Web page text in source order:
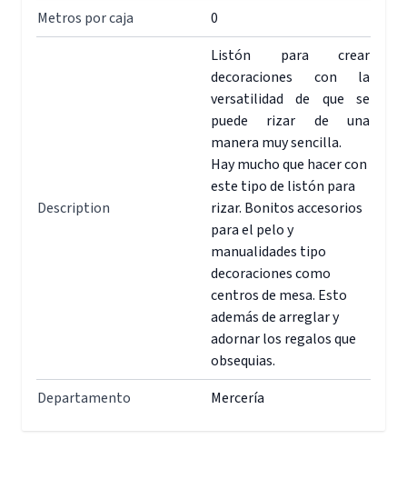
Metros por caja 0
Description
Listón para crear
decoraciones con la
versatilidad de que se
puede rizar de una
manera muy sencilla.
Hay mucho que hacer con
este tipo de listón para
rizar. Bonitos accesorios
para el pelo y
manualidades tipo
decoraciones como
centros de mesa. Esto
además de arreglar y
adornar los regalos que
obsequias.
Departamento
Mercería